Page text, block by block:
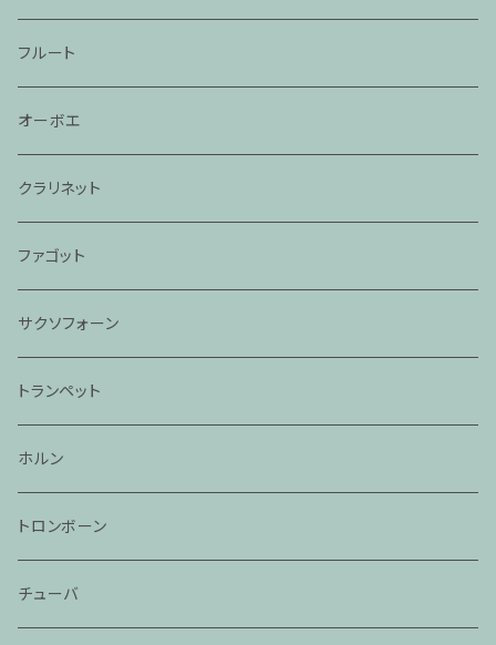
フルート
オーボエ
クラリネット
ファゴット
サクソフォーン
トランペット
ホルン
トロンボーン
チューバ